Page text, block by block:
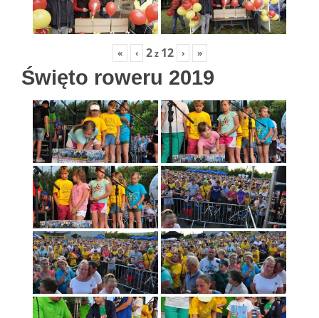
« ‹ 2z 12 › »
Święto roweru 2019